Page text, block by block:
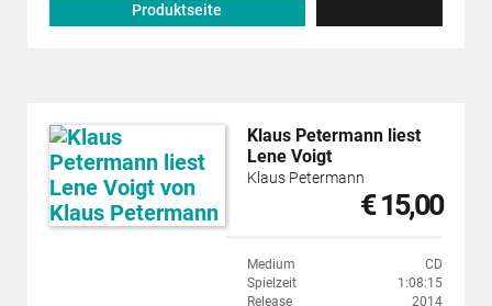
Produktseite
Klaus Petermann liest
Lene Voigt
Klaus Petermann
€ 15,00
Medium
CD
Spielzeit
1:08:15
Release
2014